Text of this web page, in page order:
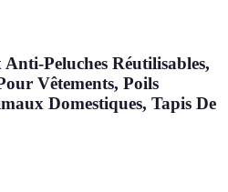
Peluches Réutilisables,
Vêtements, Poils
Domestiques, Tapis De